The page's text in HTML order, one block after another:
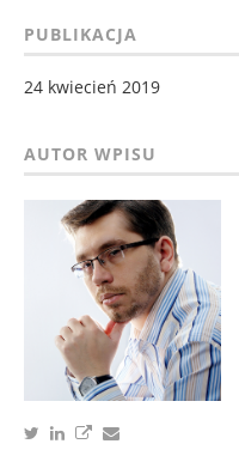
PUBLIKACJA
24 kwiecień 2019